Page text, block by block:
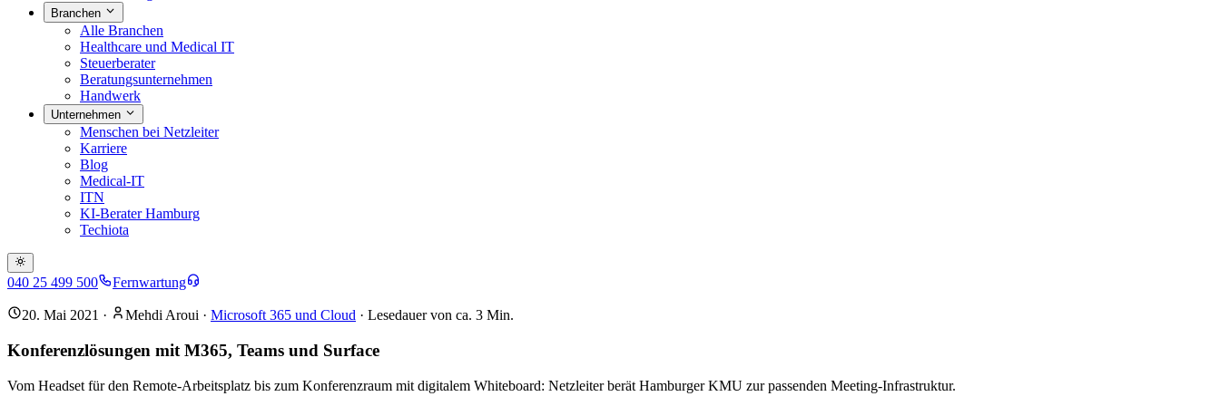
Branchen
Alle Branchen
Healthcare und Medical IT
Steuerberater
Beratungsunternehmen
Handwerk
Unternehmen
Menschen bei Netzleiter
Karriere
Blog
Medical-IT
ITN
KI-Berater Hamburg
Techiota
040 25 499 500 Fernwartung
20. Mai 2021 · Mehdi Aroui · Microsoft 365 und Cloud · Lesedauer von ca. 3 Min.
Konferenzlösungen mit M365, Teams und Surface
Vom Headset für den Remote-Arbeitsplatz bis zum Konferenzraum mit digitalem Whiteboard: Netzleiter berät Hamburger KMU zur passenden Meeting-Infrastruktur.